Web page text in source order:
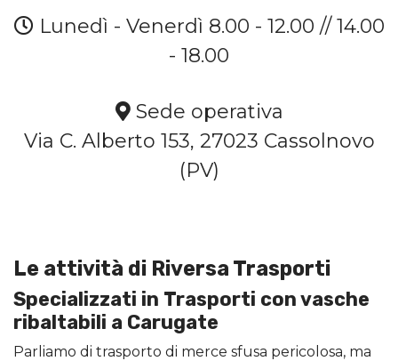
Lunedì - Venerdì 8.00 - 12.00 // 14.00
- 18.00
Sede operativa
Via C. Alberto 153, 27023 Cassolnovo
(PV)
Le attività di Riversa Trasporti
Specializzati in Trasporti con vasche
ribaltabili a Carugate
Parliamo di trasporto di merce sfusa pericolosa, ma